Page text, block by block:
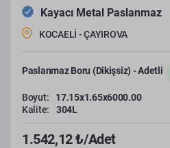
Kayacı Metal Paslanmaz
KOCAELİ - ÇAYIROVA
Paslanmaz Boru (Dikişsiz) - Adetli
Boyut:
17.15x1.65x6000.00
Kalite:
304L
1.542,12 ₺/Adet